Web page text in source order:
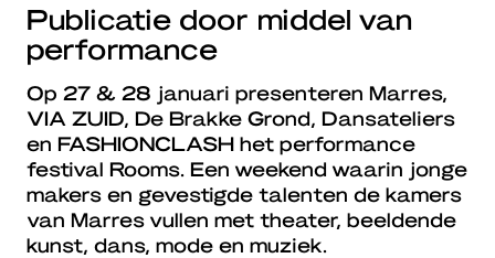
Publicatie door middel van
performance
Op 27 & 28 januari presenteren Marres,
VIA ZUID, De Brakke Grond, Dansateliers
en FASHIONCLASH het performance
festival Rooms. Een weekend waarin jonge
makers en gevestigde talenten de kamers
van Marres vullen met theater, beeldende
kunst, dans, mode en muziek.